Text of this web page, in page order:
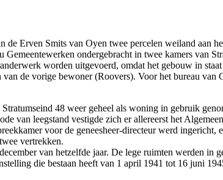
Erven Smits van Oyen twee percelen weiland aan
ondergebracht in twee kamers van
worden uitgevoerd, omdat het gebouw in
de vorige bewoner (Roovers). Voor het bureau van
48 weer geheel als woning in gebruik
van leegstand vestigde zich er allereerst het
voor de geneesheer-directeur werd ingericht,
vertrekken.
van hetzelfde jaar. De lege ruimten werden in
die bestaan heeft van 1 april 1941 tot 16 juni